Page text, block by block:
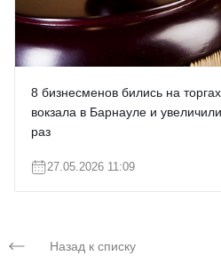
8 бизнесменов бились на
вокзала в Барнауле и
раз
27.05.2026 11:09
Назад к списку